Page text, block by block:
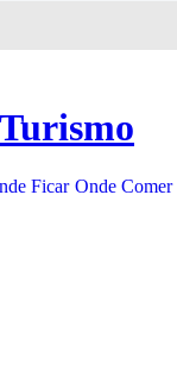
Ficar Onde Comer